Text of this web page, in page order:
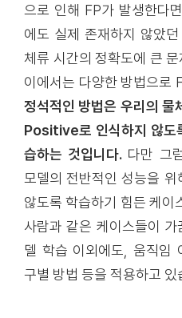
으로 인해 FP가 발생한다
에도 실제 존재하지 않았
체류 시간의 정확도에 큰
이에서는 다양한 방법으로
정석적인 방법은 우리의 물
Positive로 인식하지 않도
습하는 것입니다. 다만 그
모델의 전반적인 성능을 위
않도록 학습하기 힘든 케이
사람과 같은 케이스들이
델 학습 이외에도, 움직임
구별 방법 등을 적용하고 있